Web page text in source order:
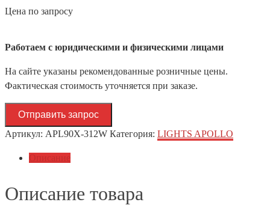
Цена по запросу
Работаем с юридическими и физическими лицами
На сайте указаны рекомендованные розничные цены.
Фактическая стоимость уточняется при заказе.
Отправить запрос
Артикул: APL90X-312W Категория: LIGHTS APOLLO
Описание
Описание товара